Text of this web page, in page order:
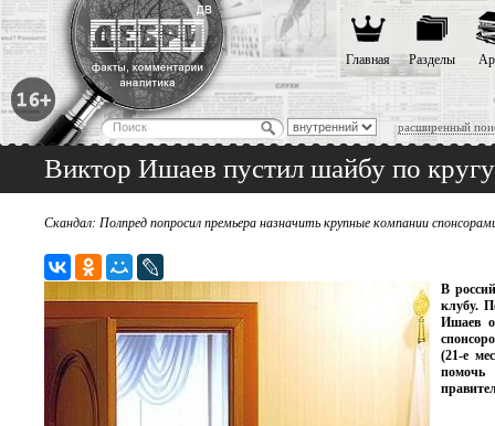
расширенный
Главная Разделы
Виктор Ишаев пустил шайбу по кругу
Скандал: Полпред попросил премьера назначить крупные компании
В
клубу.
Ишаев
(21-е
помочь